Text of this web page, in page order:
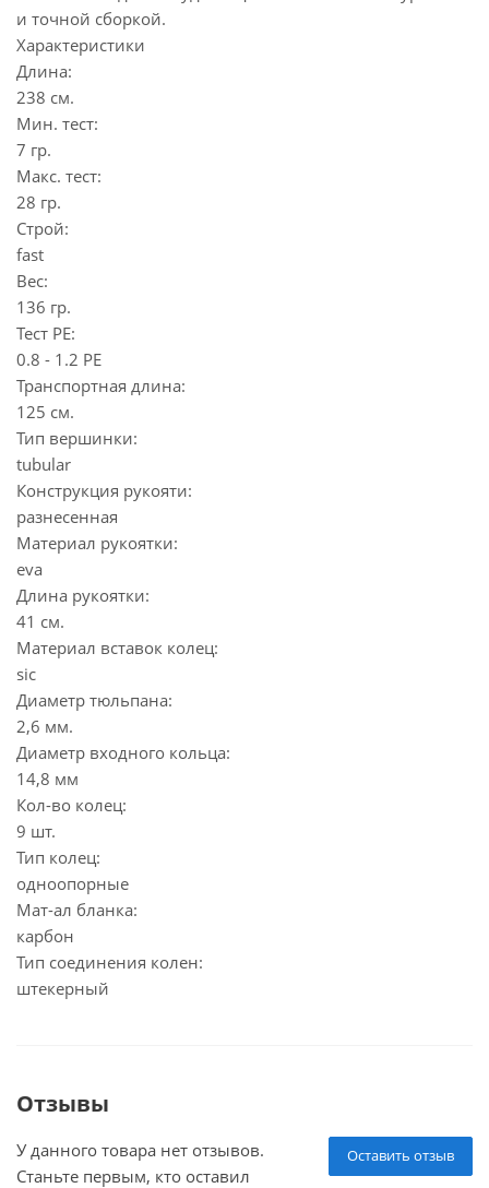
и точной сборкой.
Характеристики
Длина:
238 см.
Мин. тест:
7 гр.
Макс. тест:
28 гр.
Строй:
fast
Вес:
136 гр.
Тест PE:
0.8 - 1.2 РЕ
Транспортная длина:
125 см.
Тип вершинки:
tubular
Конструкция рукояти:
разнесенная
Материал рукоятки:
eva
Длина рукоятки:
41 см.
Материал вставок колец:
sic
Диаметр тюльпана:
2,6 мм.
Диаметр входного кольца:
14,8 мм
Кол-во колец:
9 шт.
Тип колец:
одноопорные
Мат-ал бланка:
карбон
Тип соединения колен:
штекерный
Отзывы
Оставить отзыв
У данного товара нет отзывов.
Станьте первым, кто оставил